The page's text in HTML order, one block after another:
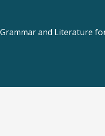
and Literature